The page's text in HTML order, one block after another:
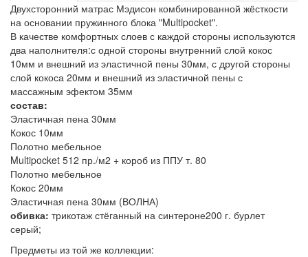
Двухсторонний матрас Мэдисон комбинированной жёсткости
на основании пружинного блока "Multipocket".
В качестве комфортных слоев с каждой стороны используются
два наполнителя:с одной стороны внутренний слой кокос
10мм и внешний из эластичной пены 30мм, с другой стороны
слой кокоса 20мм и внешний из эластичной пены с
массажным эфектом 35мм
состав:
Эластичная пена 30мм
Кокос 10мм
Полотно мебельное
Multipocket 512 пр./м2 + короб из ППУ т. 80
Полотно мебельное
Кокос 20мм
Эластичная пена 30мм (ВОЛНА)
обивка: трикотаж стёганный на синтероне200 г. бурлет
серый;
Предметы из той же коллекции: